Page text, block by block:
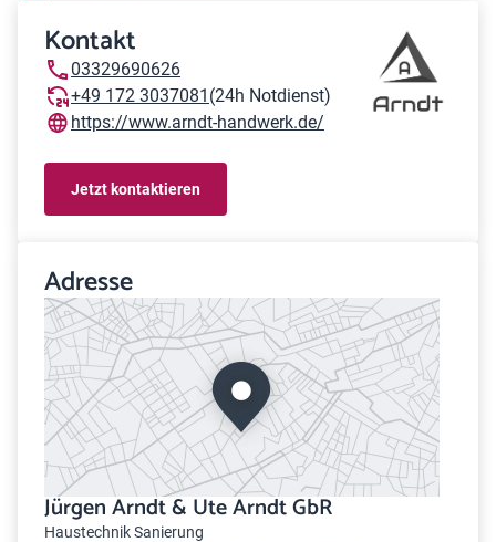
Kontakt
03329690626
+49 172 3037081 (24h Notdienst)
https://www.arndt-handwerk.de/
Jetzt kontaktieren
Adresse
Jürgen Arndt & Ute Arndt GbR
Haustechnik Sanierung